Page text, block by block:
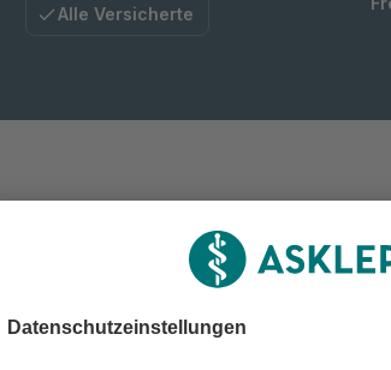
Alle Versicherte
+49 361 - 66380640